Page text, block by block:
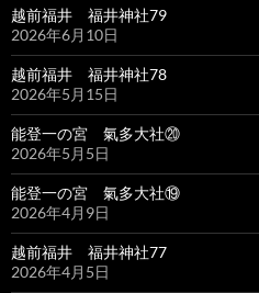
越前福井 福井神社79
2026年6月10日
越前福井 福井神社78
2026年5月15日
能登一の宮 氣多大社⑳
2026年5月5日
能登一の宮 氣多大社⑲
2026年4月9日
越前福井 福井神社77
2026年4月5日